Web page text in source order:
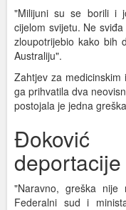
"Milijuni su se borili i
cijelom svijetu. Ne
zloupotrijebio kako bih
Australiju".
Zahtjev za
ga prihvatila dva
postojala je jedna
deportacije
"Naravno, greška nije
Federalni sud i